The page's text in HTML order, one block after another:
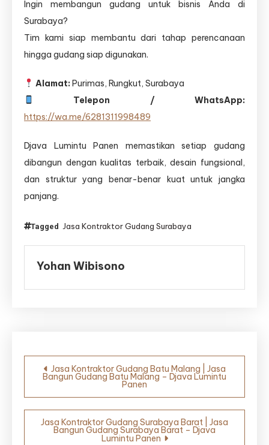
Ingin membangun gudang untuk bisnis Anda di
Surabaya?
Tim kami siap membantu dari tahap perencanaan
hingga gudang siap digunakan.
Alamat: Purimas, Rungkut, Surabaya
Telepon / WhatsApp:
https://wa.me/6281311998489
Djava Lumintu Panen memastikan setiap gudang
dibangun dengan kualitas terbaik, desain fungsional,
dan struktur yang benar-benar kuat untuk jangka
panjang.
Tagged Jasa Kontraktor Gudang Surabaya
Yohan Wibisono
Navigasi
pos
Jasa Kontraktor Gudang Batu Malang | Jasa
Bangun Gudang Batu Malang – Djava Lumintu
Panen
Jasa Kontraktor Gudang Surabaya Barat | Jasa
Bangun Gudang Surabaya Barat – Djava
Lumintu Panen